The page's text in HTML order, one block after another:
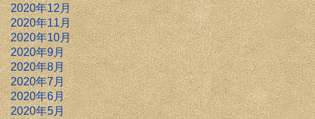
2020年12月
2020年11月
2020年10月
2020年9月
2020年8月
2020年7月
2020年6月
2020年5月